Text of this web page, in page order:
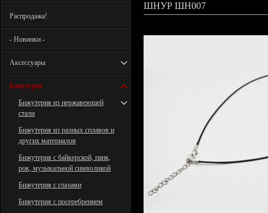
Распродажа!
- Новинки -
Аксессуары
Бижутерия
Бижутерия из нержавеющей
стали
Бижутерия из разных сплавов и
других материалов
Бижутерия с байкерской, панк,
рок, музыкальной символикой
Бижутерия с глазами
Бижутерия с посеребрением
ШНУР ШН007